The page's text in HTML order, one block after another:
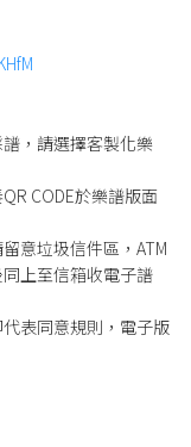
，請選擇客製化樂
CODE於樂譜版面
意垃圾信件區，ATM
上至信箱收電子譜
表同意規則，電子版